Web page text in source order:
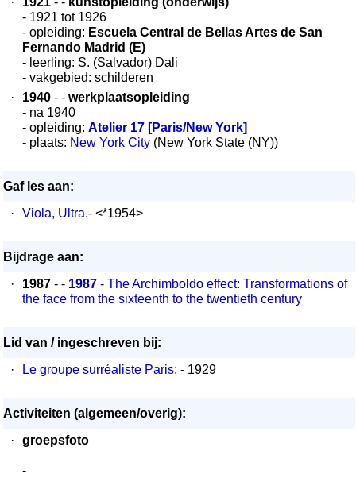
- 1921 tot 1926
- opleiding: Escuela Central de Bellas Artes de San
Fernando Madrid (E)
- leerling: S. (Salvador) Dali
- vakgebied: schilderen
·
1940 - - werkplaatsopleiding
- na 1940
- opleiding: Atelier 17 [Paris/New York]
- plaats: New York City (New York State (NY))
Gaf les aan:
·
Viola, Ultra.- <*1954>
Bijdrage aan:
·
1987 - - 1987 - The Archimboldo effect: Transformations of
the face from the sixteenth to the twentieth century
Lid van / ingeschreven bij:
·
Le groupe surréaliste Paris; - 1929
Activiteiten (algemeen/overig):
·
groepsfoto
-